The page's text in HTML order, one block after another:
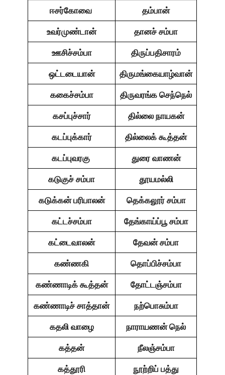
ஈசர்கோவை
தம்பான்
உவர்முண்டான்
தானச் சம்பா
ஊசிச்சம்பா
திருப்பதிசாரம்
ஒட்டடையான்
திருமங்கையாழ்வான்
ககைச்சம்பா
திருவரங்க செந்நெல்
கசப்புச்சார்
தில்லை நாயகன்
கடப்புக்கார்
தில்லைக் கூத்தன்
கடப்புவரகு
துரை வாணன்
கடுகுச் சம்பா
தூயமல்லி
கடுக்கன் பரிபாலன்
தெக்கலூர் சம்பா
கட்டச்சம்பா
தேங்காய்ப்பூ சம்பா
கட்டைவாலன்
தேவன் சம்பா
கண்ணகி
தொப்பிச்சம்பா
கண்ணாடிக் கூத்தன்
தோட்டஞ்சம்பா
கண்ணாடிச் சாத்தான்
நற்பொசும்பா
கதலி வாழை
நாராயணன் நெல்
கத்தன்
நீலஞ்சம்பா
கத்தூரி
நூற்றிப் பத்து